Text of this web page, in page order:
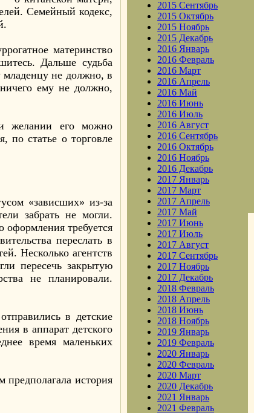
Семейный кодекс,
материнство
Дальше судьба
младенцу не должно, в
ему не должно,
желании его можно
по статье о торговле
«зависших» из-за
забрать не могли.
требуется
переслать в
Несколько агентств
пересечь закрытую
не планировали.
в детские
в аппарат детского
время маленьких
история
2015 Сентябрь
2015 Октябрь
2015 Ноябрь
2015 Декабрь
2016 Январь
2016 Февраль
2016 Март
2016 Апрель
2016 Май
2016 Июнь
2016 Июль
2016 Август
2016 Сентябрь
2016 Октябрь
2016 Ноябрь
2016 Декабрь
2017 Январь
2017 Март
2017 Апрель
2017 Май
2017 Июнь
2017 Июль
2017 Август
2017 Сентябрь
2017 Ноябрь
2017 Декабрь
2018 Февраль
2018 Апрель
2018 Июнь
2018 Ноябрь
2019 Январь
2019 Февраль
2020 Январь
2020 Февраль
2020 Март
2020 Декабрь
2021 Январь
2021 Февраль